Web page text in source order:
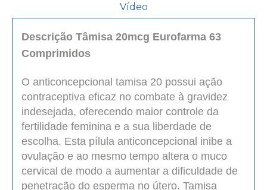
Vídeo
Descrição Tâmisa 20mcg Eurofarma 63
Comprimidos
O anticoncepcional tamisa 20 possui ação
contraceptiva eficaz no combate à gravidez
indesejada, oferecendo maior controle da
fertilidade feminina e a sua liberdade de
escolha. Esta pílula anticoncepcional inibe a
ovulação e ao mesmo tempo altera o muco
cervical de modo a aumentar a dificuldade de
penetração do esperma no útero. Tamisa